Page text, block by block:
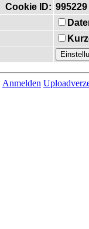
Cookie ID: 995229
Anmelden